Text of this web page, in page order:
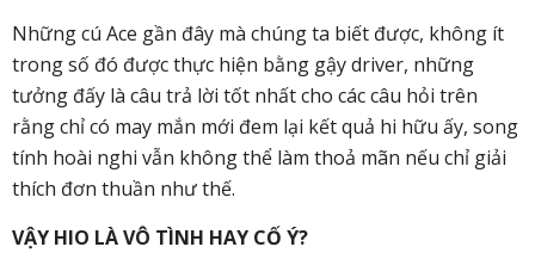
Những cú Ace gần đây mà chúng ta biết được, không ít
trong số đó được thực hiện bằng gậy driver, những
tưởng đấy là câu trả lời tốt nhất cho các câu hỏi trên
rằng chỉ có may mắn mới đem lại kết quả hi hữu ấy, song
tính hoài nghi vẫn không thể làm thoả mãn nếu chỉ giải
thích đơn thuần như thế.
VẬY HIO LÀ VÔ TÌNH HAY CỐ Ý?